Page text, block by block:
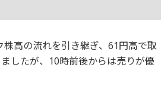
高の流れを引き継ぎ、61円高で取
したが、10時前後からは売りが優